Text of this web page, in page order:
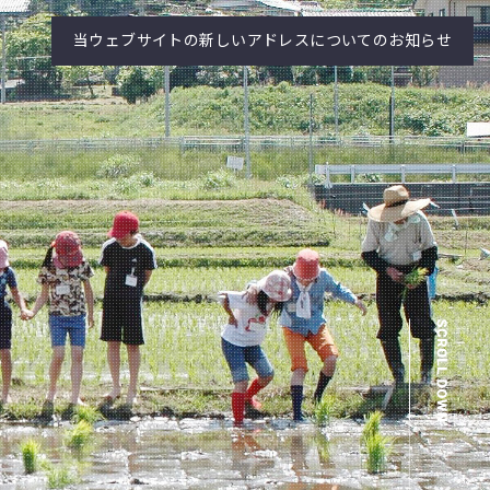
当ウェブサイトの新しいアドレスについてのお知らせ